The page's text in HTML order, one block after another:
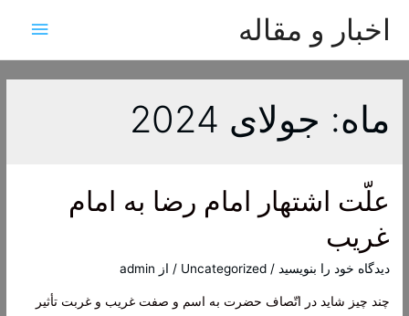
اخبار و مقاله
اصلی
ماه: جولای 2024
علّت اشتهار امام رضا به امام
غريب
دیدگاه‌ خود را بنویسید /
Uncategorized / از admin
چند چیز شاید در اتّصاف حضرت به اسم و صفت غریب و غربت تأثیر